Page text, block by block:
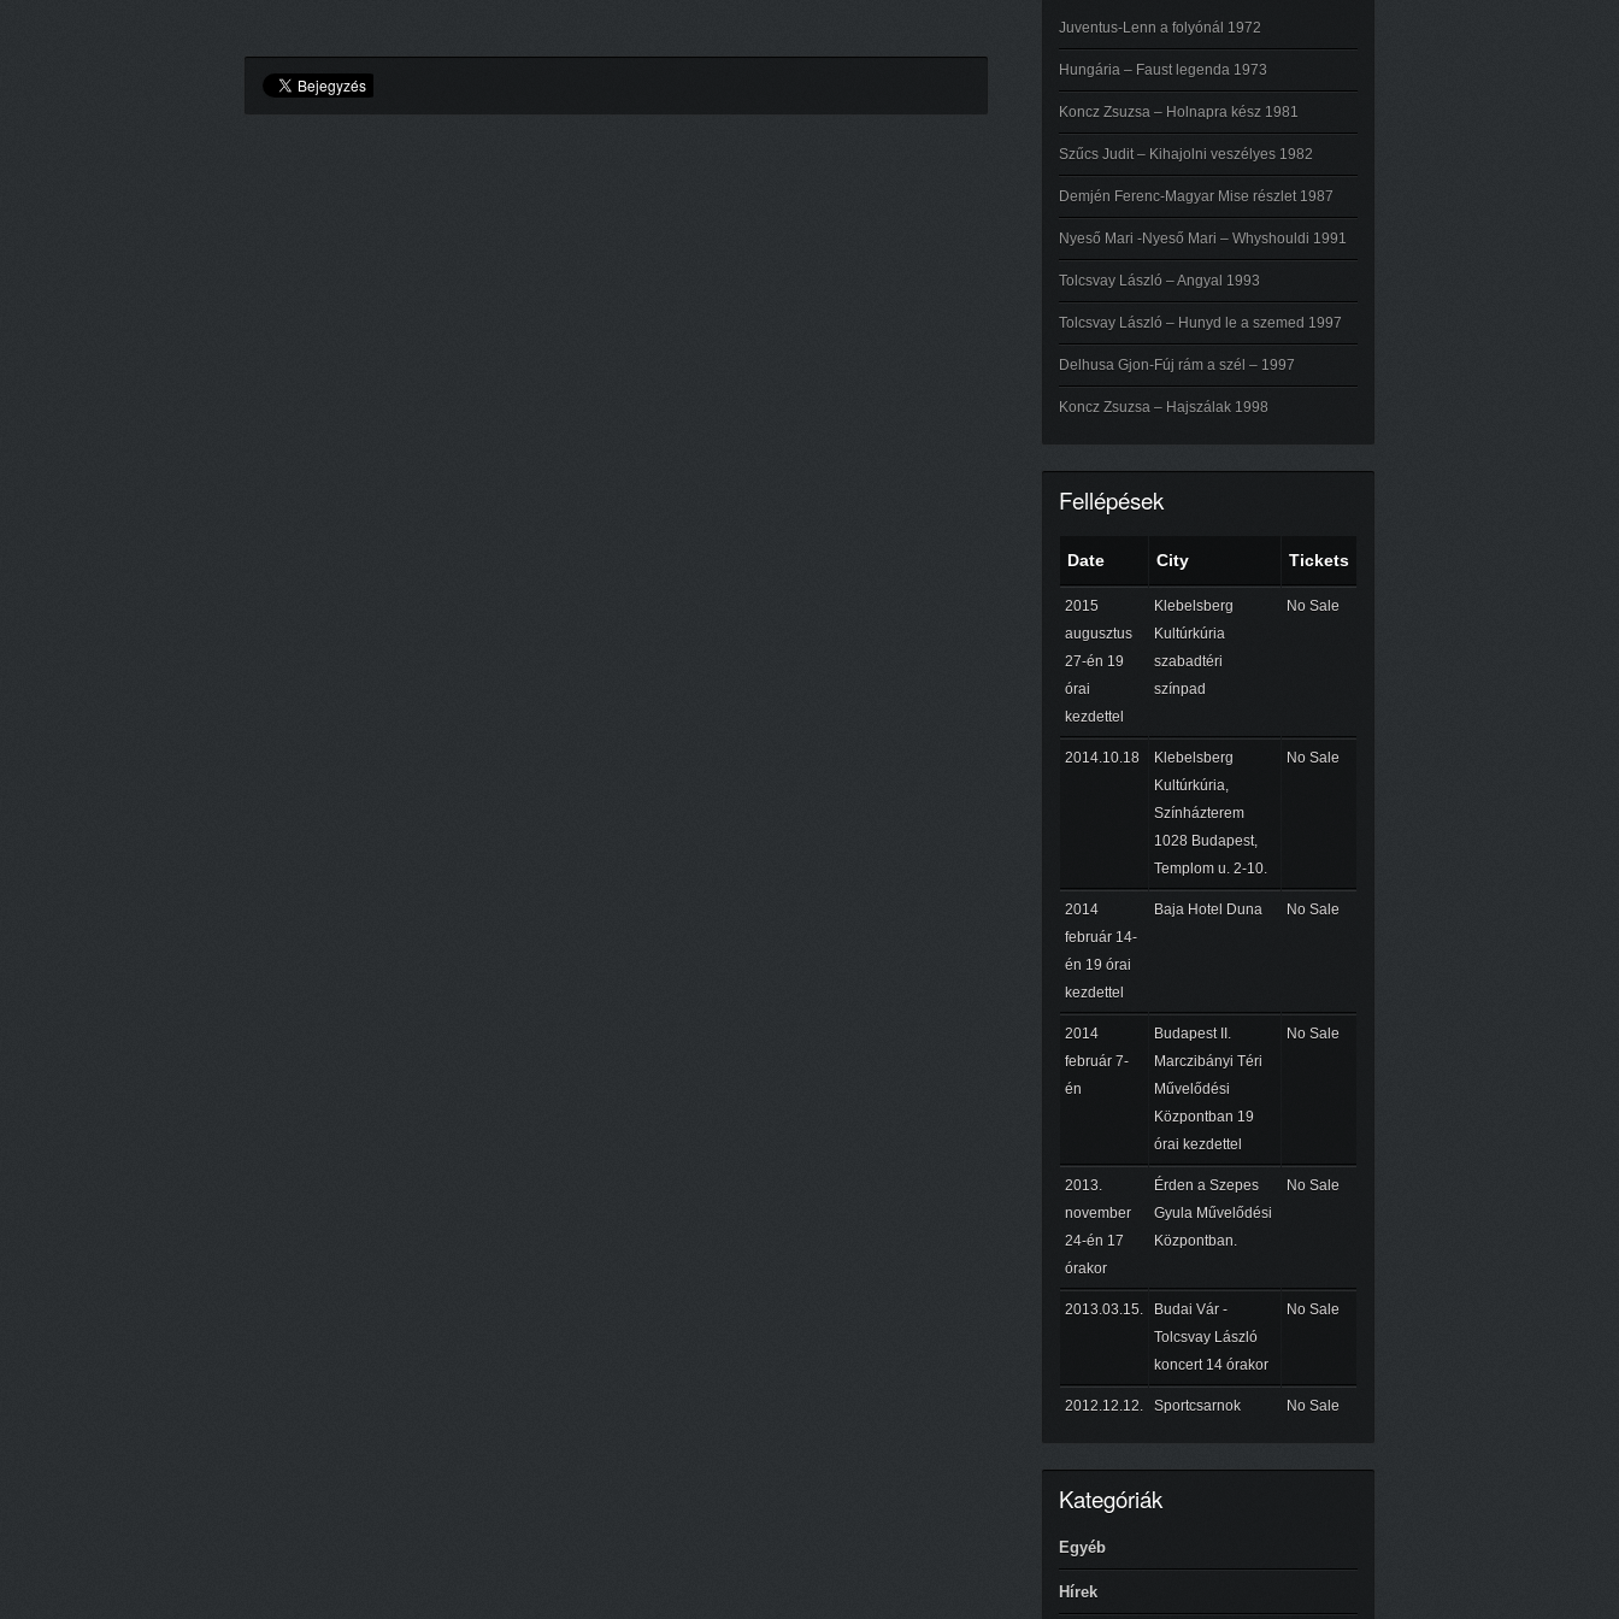
Juventus-Lenn a folyónál 1972
Hungária – Faust legenda 1973
Koncz Zsuzsa – Holnapra kész 1981
Szűcs Judit – Kihajolni veszélyes 1982
Demjén Ferenc-Magyar Mise részlet 1987
Nyeső Mari -Nyeső Mari – Whyshouldi 1991
Tolcsvay László – Angyal 1993
Tolcsvay László – Hunyd le a szemed 1997
Delhusa Gjon-Fúj rám a szél – 1997
Koncz Zsuzsa – Hajszálak 1998
Fellépések
Date City Tickets
2015
augusztus
27-én 19
órai
kezdettel
Klebelsberg
Kultúrkúria
szabadtéri
színpad
No Sale
2014.10.18
Klebelsberg
Kultúrkúria,
Színházterem
1028 Budapest,
Templom u. 2-10.
No Sale
2014
február 14-
én 19 órai
kezdettel
Baja Hotel Duna No Sale
2014
február 7-
én
Budapest II.
Marczibányi Téri
Művelődési
Központban 19
órai kezdettel
No Sale
2013.
november
24-én 17
órakor
Érden a Szepes
Gyula Művelődési
Központban.
No Sale
2013.03.15.
Budai Vár -
Tolcsvay László
koncert 14 órakor
No Sale
2012.12.12. Sportcsarnok No Sale
Kategóriák
Egyéb
Hírek